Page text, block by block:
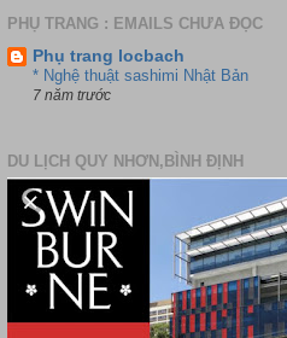
PHỤ TRANG : EMAILS CHƯA ĐỌC
Phụ trang locbach
* Nghệ thuật sashimi Nhật Bản
7 năm trước
DU LỊCH QUY NHƠN,BÌNH ĐỊNH